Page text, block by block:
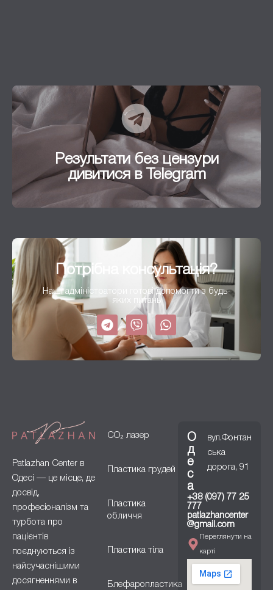
Результати без цензури
дивитися в Telegram
Результати без цензури
дивитися в Telegram
Перейти
Потрібна консультація?
Наші адміністратори готові допомогти з будь-
яких питань
Patlazhan Center в
Одесі — це місце, де
досвід,
професіоналізм та
турбота про
пацієнтів
поєднуються із
найсучаснішими
досягненнями в
CO₂ лазер
Пластика грудей
Пластика
обличчя
Пластика тіла
Блефаропластика
О
д
е
с
а
вул.Фонтан
ська
дорога, 91
+38 (097) 77 25
777
patlazhancenter
@gmail.com
Переглянути на
карті